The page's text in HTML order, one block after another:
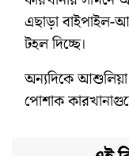
এছাড়া বাইপাইল-
টহল দিচ্ছে।
অন্যদিকে
পোশাক